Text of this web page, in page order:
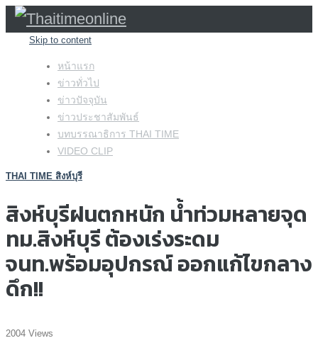
Skip to content
หน้าแรก
ข่าวทั่วไป
ข่าวปัจจุบัน
ข่าวประชาสัมพันธ์
บทบรรณาธิการ THAI TIME
VIDEO CLIP
THAI TIME สิงห์บุรี
สิงห์บุรีฝนตกหนัก น้ำท่วมหลายจุด
ทม.สิงห์บุรี ต้องเร่งระดม
จนท.พร้อมอุปกรณ์ ออกแก้ไขกลาง
ดึก!!
2004 Views